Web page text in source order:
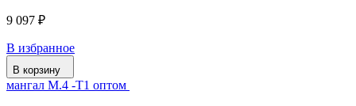
9 097 ₽
В избранное
В корзину
мангал М.4 -Т1 оптом